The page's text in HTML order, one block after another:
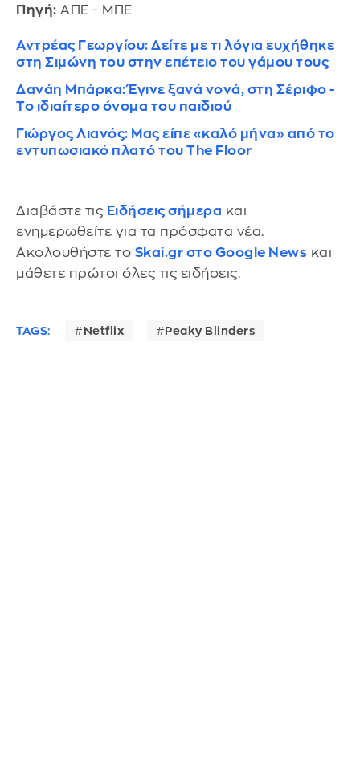
Πηγή: ΑΠΕ - ΜΠΕ
Αντρέας Γεωργίου: Δείτε με τι λόγια ευχήθηκε
στη Σιμώνη του στην επέτειο του γάμου τους
Δανάη Μπάρκα: Έγινε ξανά νονά, στη Σέριφο -
To ιδιαίτερο όνομα του παιδιού
Γιώργος Λιανός: Μας είπε «καλό μήνα» από το
εντυπωσιακό πλατό του The Floor
Διαβάστε τις Ειδήσεις σήμερα και
ενημερωθείτε για τα πρόσφατα νέα.
Ακολουθήστε το Skai.gr στο Google News και
μάθετε πρώτοι όλες τις ειδήσεις.
TAGS: Netflix Peaky Blinders